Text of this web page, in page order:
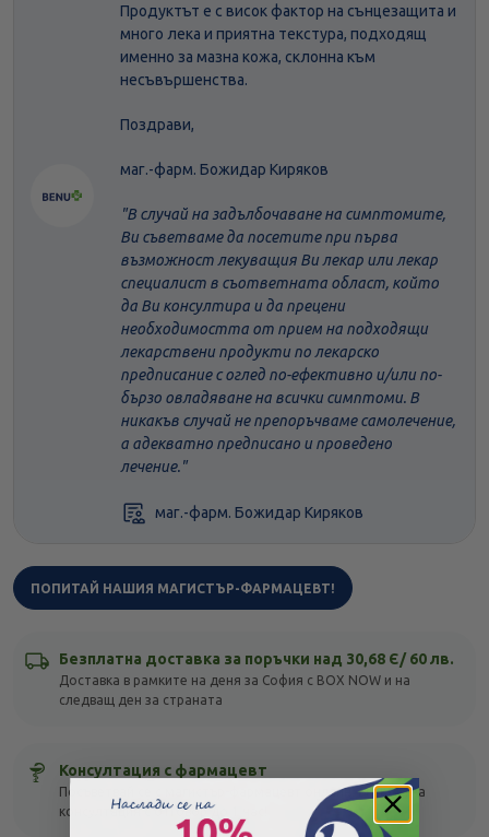
Продуктът е с висок фактор на сънцезащита и
много лека и приятна текстура, подходящ
именно за мазна кожа, склонна към
несъвършенства.
Поздрави,
маг.-фарм. Божидар Киряков
"В случай на задълбочаване на симптомите,
Ви съветваме да посетите при първа
възможност лекуващия Ви лекар или лекар
специалист в съответната област, който
да Ви консултира и да прецени
необходимостта от прием на подходящи
лекарствени продукти по лекарско
предписание с оглед по-ефективно и/или по-
бързо овладяване на всички симптоми. В
никакъв случай не препоръчваме самолечение,
а адекватно предписано и проведено
лечение."
маг.-фарм. Божидар Киряков
ПОПИТАЙ НАШИЯ МАГИСТЪР-ФАРМАЦЕВТ!
Безплатна доставка за поръчки над 30,68 Є/ 60 лв.
Доставка в рамките на деня за София с BOX NOW и на
следващ ден за страната
Консултация с фармацевт
Посъветвай се с магистър-фармацевт онлайн! Безплатна
консултация с отговор до 1 час!